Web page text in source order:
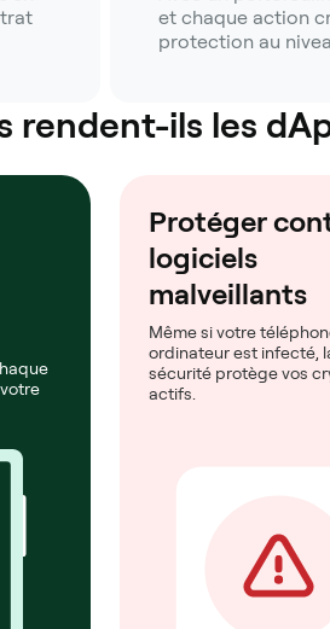
et chaque action
protection au
ils les
Protéger
logiciels
malveillants
Même si votre
ordinateur est infecté,
sécurité protège vos
actifs.